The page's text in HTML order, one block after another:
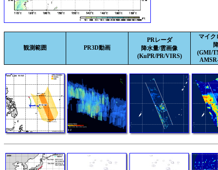
観測範囲 PR3D動画
PRレーダ
降水量/雲画像
(KuPR/PR/VIRS)
マイク
(GMI/